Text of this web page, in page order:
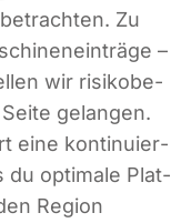
Zu
–
wir risi­ko­be­
gelan­gen.
eine kon­ti­nu­ier­
du opti­ma­le Plat­
Regi­on